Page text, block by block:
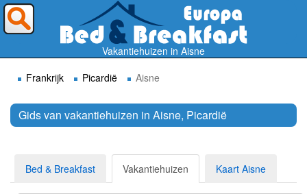
Vakantiehuizen in Aisne
Frankrijk
Picardië Aisne
Gids van vakantiehuizen in Aisne, Picardië
Bed & Breakfast Vakantiehuizen Kaart Aisne
Waar wilt U heen ?